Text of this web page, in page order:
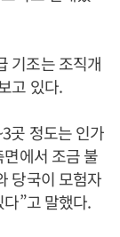
기조는 조직개
고 있다.
곳 정도는 인가
에서 조금 불
당국이 모험자
”고 말했다.